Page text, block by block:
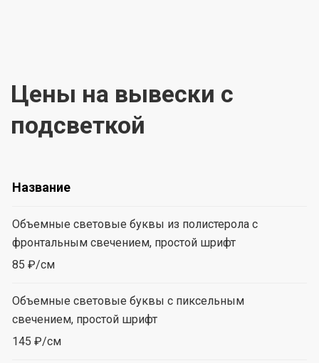
Цены на вывески с
подсветкой
Название
Объемные световые буквы из полистерола с
фронтальным свечением, простой шрифт
85 ₽/см
Объемные световые буквы с пиксельным
свечением, простой шрифт
145 ₽/см